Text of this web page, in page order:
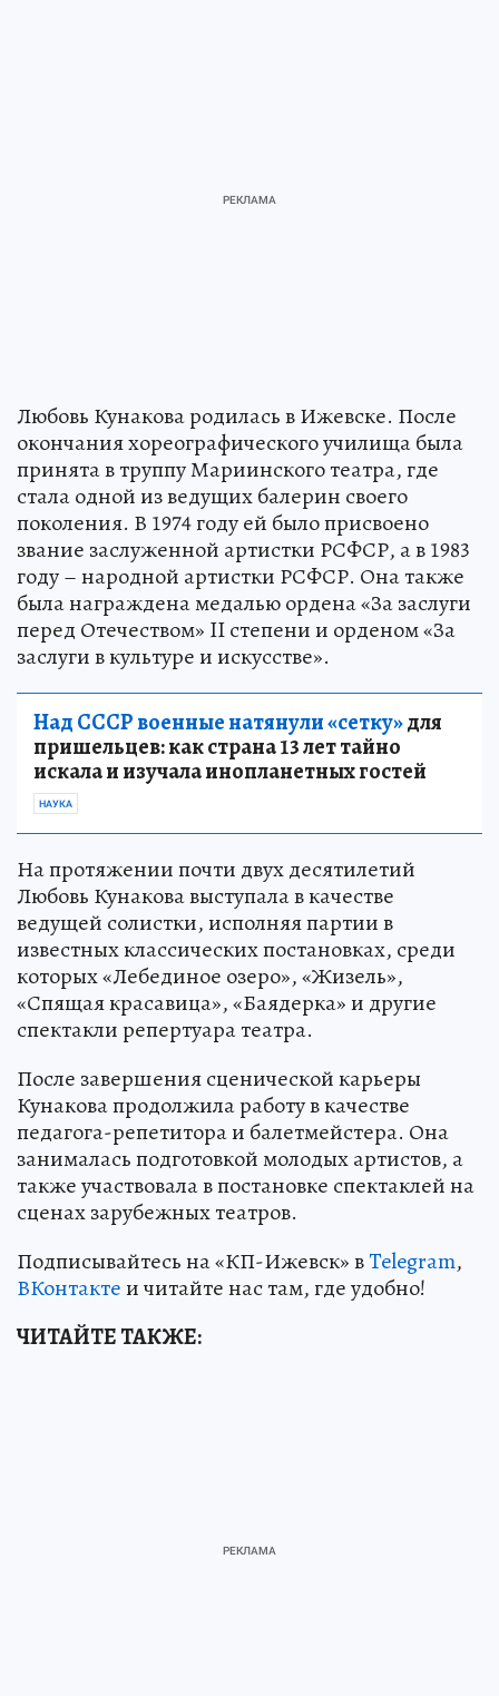
Любовь Кунакова родилась в Ижевске. После
окончания хореографического училища была
принята в труппу Мариинского театра, где
стала одной из ведущих балерин своего
поколения. В 1974 году ей было присвоено
звание заслуженной артистки РСФСР, а в 1983
году – народной артистки РСФСР. Она также
была награждена медалью ордена «За заслуги
перед Отечеством» II степени и орденом «За
заслуги в культуре и искусстве».
Над СССР военные натянули «сетку»для
пришельцев: как страна 13 лет тайно
искала и изучала инопланетных гостей
НАУКА
На протяжении почти двух десятилетий
Любовь Кунакова выступала в качестве
ведущей солистки, исполняя партии в
известных классических постановках, среди
которых «Лебединое озеро», «Жизель»,
«Спящая красавица», «Баядерка» и другие
спектакли репертуара театра.
После завершения сценической карьеры
Кунакова продолжила работу в качестве
педагога-репетитора и балетмейстера. Она
занималась подготовкой молодых артистов, а
также участвовала в постановке спектаклей на
сценах зарубежных театров.
Подписывайтесь на «КП-Ижевск» вTelegram,
ВКонтактеи читайте нас там, где удобно!
ЧИТАЙТЕ ТАКЖЕ: